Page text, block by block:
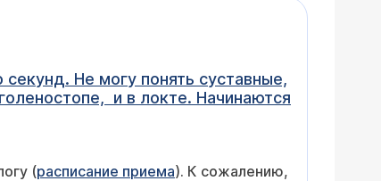
Не могу понять суставные,
и в локте. Начинаются
(расписание приема). К сожалению,